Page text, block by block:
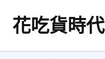
Skip花吃貨時代
分